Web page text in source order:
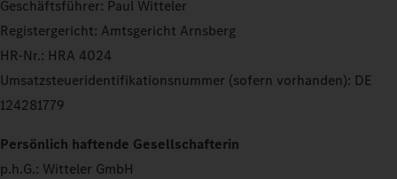
Geschäftsführer: Paul Witteler
Registergericht: Amtsgericht Arnsberg
HR-Nr.: HRA 4024
Umsatzsteueridentifikationsnummer (sofern vorhanden): DE
124281779
Persönlich haftende Gesellschafterin
p.h.G.: Witteler GmbH